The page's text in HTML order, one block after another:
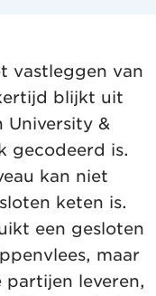
vastleggen van
blijkt uit
University &
gecodeerd is.
kan niet
keten is.
een gesloten
maar
partijen leveren,